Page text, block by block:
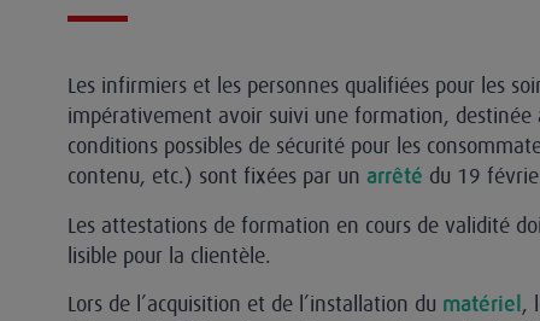
Les infirmiers et les personnes qualifiées pour les
impérativement avoir suivi une formation, destinée
conditions possibles de sécurité pour les
contenu, etc.) sont fixées par un arrêté du 19
Les attestations de formation en cours de validité
lisible pour la clientèle.
Lors de l’acquisition et de l’installation du matériel ,